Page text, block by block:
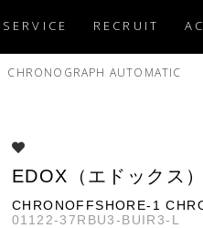
SERVICE RECRUIT
CHRONOGRAPH AUTOMATIC
EDOX（エドックス）
CHRONOFFSHORE-1
01122-37RBU3-BUIR3-L